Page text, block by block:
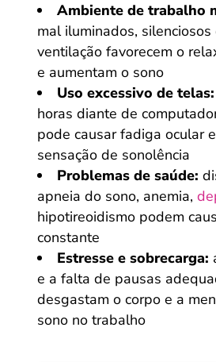
Ambiente de trabalho
mal iluminados, silenciosos
ventilação favorecem o
e aumentam o sono
Uso excessivo de telas:
horas diante de
pode causar fadiga ocular
sensação de sonolência
Problemas de saúde:
apneia do sono, anemia,
hipotireoidismo podem
constante
Estresse e sobrecarga:
e a falta de pausas
desgastam o corpo e a
sono no trabalho